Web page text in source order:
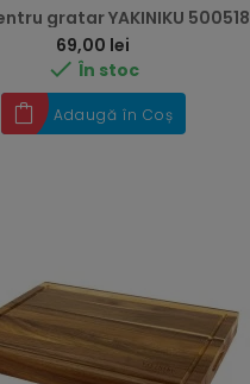
gratar YAKINIKU 500518
69,00 lei
 În stoc
Adaugă în Coș